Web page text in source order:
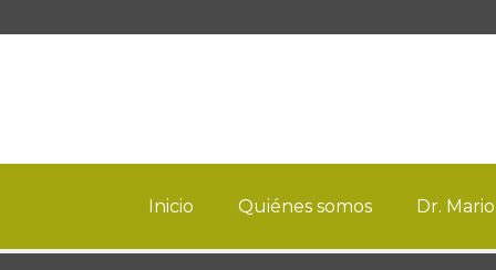
Inicio Quiénes somos Dr.